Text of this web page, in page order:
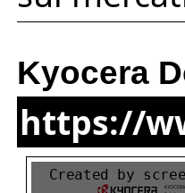
Kyocera
https://